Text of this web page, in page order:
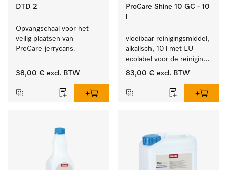
DTD 2
Opvangschaal voor het
veilig plaatsen van
ProCare-jerrycans.
38,00 € excl. BTW
ProCare Shine 10 GC - 10
vloeibaar reinigingsmiddel,
alkalisch, 10 l met EU
ecolabel voor de reiniging
van alledaags vuil op
glazen.
83,00 € excl. BTW